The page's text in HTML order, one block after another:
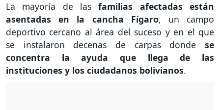
La mayoría de lasfamilias afectadas están
asentadas en la cancha Fígaro, un campo
deportivo cercano al área del suceso y en el que
se instalaron decenas de carpas donde se
concentra la ayuda que llega de las
instituciones y los ciudadanos bolivianos.